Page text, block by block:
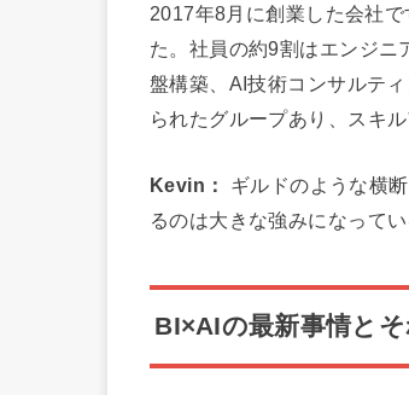
2017年8月に創業した会社
た。社員の約9割はエンジニ
盤構築、AI技術コンサルテ
られたグループあり、スキ
Kevin：
ギルドのような横
るのは大きな強みになってい
BI×AIの最新事情と